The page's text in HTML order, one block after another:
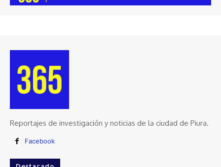
Reportajes de investigación y noticias de la ciudad de Piura.
Facebook